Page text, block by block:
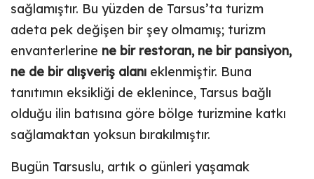
sağlamıştır. Bu yüzden de Tarsus’ta turizm
adeta pek değişen bir şey olmamış; turizm
envanterlerine ne bir restoran, ne bir pansiyon,
ne de bir alışveriş alanı eklenmiştir. Buna
tanıtımın eksikliği de eklenince, Tarsus bağlı
olduğu ilin batısına göre bölge turizmine katkı
sağlamaktan yoksun bırakılmıştır.
Bugün Tarsuslu, artık o günleri yaşamak